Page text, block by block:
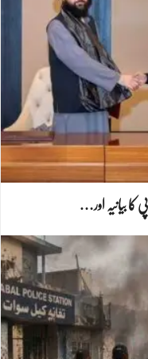
کا بیانیہ اور…